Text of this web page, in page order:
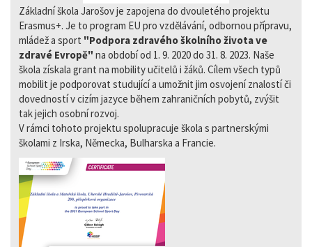
Základní škola Jarošov je zapojena do dvouletého projektu
Erasmus+. Je to program EU pro vzdělávání, odbornou přípravu,
mládež a sport "Podpora zdravého školního života ve
zdravé Evropě" na období od 1. 9. 2020 do 31. 8. 2023. Naše
škola získala grant na mobility učitelů i žáků. Cílem všech typů
mobilit je podporovat studující a umožnit jim osvojení znalostí či
dovedností v cizím jazyce během zahraničních pobytů, zvýšit
tak jejich osobní rozvoj.
V rámci tohoto projektu spolupracuje škola s partnerskými
školami z Irska, Německa, Bulharska a Francie.